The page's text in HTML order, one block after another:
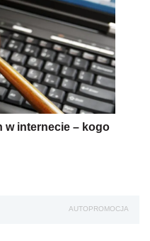
w internecie – kogo
AUTOPROMOCJA